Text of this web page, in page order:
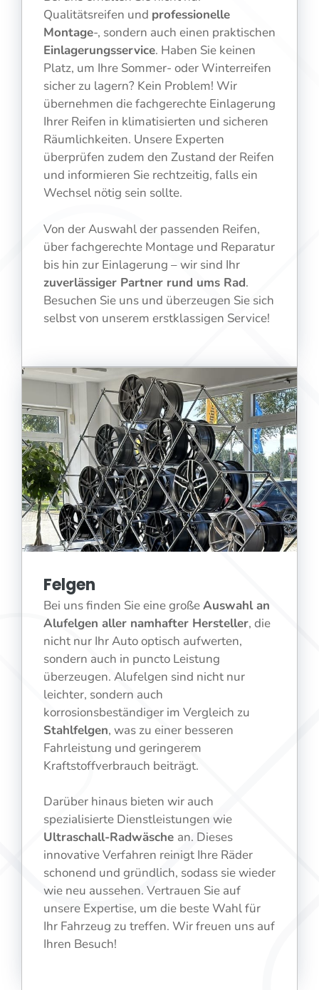
Qualitätsreifen und professionelle
Montage-, sondern auch einen praktischen
Einlagerungsservice. Haben Sie keinen
Platz, um Ihre Sommer- oder Winterreifen
sicher zu lagern? Kein Problem! Wir
übernehmen die fachgerechte Einlagerung
Ihrer Reifen in klimatisierten und sicheren
Räumlichkeiten. Unsere Experten
überprüfen zudem den Zustand der Reifen
und informieren Sie rechtzeitig, falls ein
Wechsel nötig sein sollte.
Von der Auswahl der passenden Reifen,
über fachgerechte Montage und Reparatur
bis hin zur Einlagerung – wir sind Ihr
zuverlässiger Partner rund ums Rad.
Besuchen Sie uns und überzeugen Sie sich
selbst von unserem erstklassigen Service!
Felgen
Bei uns finden Sie eine großeAuswahl an
Alufelgen aller namhafter Hersteller, die
nicht nur Ihr Auto optisch aufwerten,
sondern auch in puncto Leistung
überzeugen. Alufelgen sind nicht nur
leichter, sondern auch
korrosionsbeständiger im Vergleich zu
Stahlfelgen, was zu einer besseren
Fahrleistung und geringerem
Kraftstoffverbrauch beiträgt.
Darüber hinaus bieten wir auch
spezialisierte Dienstleistungen wie
Ultraschall-Radwäsche an. Dieses
innovative Verfahren reinigt Ihre Räder
schonend und gründlich, sodass sie wieder
wie neu aussehen. Vertrauen Sie auf
unsere Expertise, um die beste Wahl für
Ihr Fahrzeug zu treffen. Wir freuen uns auf
Ihren Besuch!